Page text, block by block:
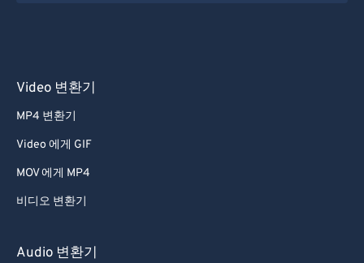
Video 변환기
MP4 변환기
Video 에게 GIF
MOV 에게 MP4
비디오 변환기
Audio 변환기